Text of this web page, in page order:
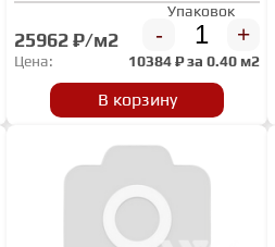
25962 ₽/м2
Упаковок
- +
Цена: 10384₽ за0.40 м2
В корзину